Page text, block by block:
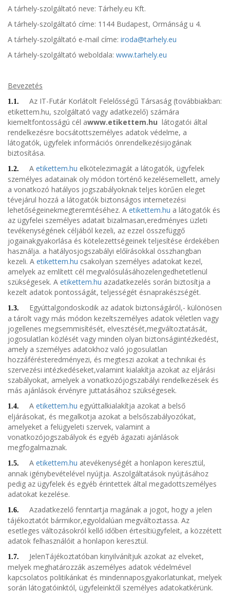
A tárhely-szolgáltató neve: Tárhely.eu Kft.
A tárhely-szolgáltató címe: 1144 Budapest, Ormánság u 4.
A tárhely-szolgáltató e-mail címe: iroda@tarhely.eu
A tárhely-szolgáltató weboldala: www.tarhely.eu
Bevezetés
1.1. Az IT-Futár Korlátolt Felelősségű Társaság (továbbiakban:
etikettem.hu, szolgáltató vagy adatkezelő) számára
kiemeltfontosságú cél awww.etikettem.hu látogatói által
rendelkezésre bocsátottszemélyes adatok védelme, a
látogatók, ügyfelek információs önrendelkezésijogának
biztosítása.
1.2. A etikettem.hu elkötelezimagát a látogatók, ügyfelek
személyes adatainak oly módon történő kezelésemellett, amely
a vonatkozó hatályos jogszabályoknak teljes körűen eleget
tévejárul hozzá a látogatók biztonságos internetezési
lehetőségeinekmegteremtéséhez. A etikettem.hu a látogatók és
az ügyfelei személyes adatait bizalmasan,eredményes üzleti
tevékenységének céljából kezeli, az ezzel összefüggő
jogainakgyakorlása és kötelezettségeinek teljesítése érdekében
használja. a hatályosjogszabályi előírásokkal összhangban
kezeli. A etikettem.hu csakolyan személyes adatokat kezel,
amelyek az említett cél megvalósulásáhozelengedhetetlenül
szükségesek. A etikettem.hu azadatkezelés során biztosítja a
kezelt adatok pontosságát, teljességét ésnaprakészségét.
1.3.
Egyúttalgondoskodik az adatok biztonságáról,- különösen
a tárolt vagy más módon kezeltszemélyes adatok véletlen vagy
jogellenes megsemmisítését, elvesztését,megváltoztatását,
jogosulatlan közlését vagy minden olyan biztonságiintézkedést,
amely a személyes adatokhoz való jogosulatlan
hozzáférésteredményezi, és megteszi azokat a technikai és
szervezési intézkedéseket,valamint kialakítja azokat az eljárási
szabályokat, amelyek a vonatkozójogszabályi rendelkezések és
más ajánlások érvényre juttatásához szükségesek.
1.4. A etikettem.hu egyúttalkialakítja azokat a belső
eljárásokat, és megalkotja azokat a belsőszabályozókat,
amelyeket a felügyeleti szervek, valamint a
vonatkozójogszabályok és egyéb ágazati ajánlások
megfogalmaznak.
1.5. A etikettem.hu atevékenységét a honlapon keresztül,
annak igénybevételével nyújtja. Aszolgáltatások nyújtásához
pedig az ügyfelek és egyéb érintettek által megadottszemélyes
adatokat kezelése.
1.6.
Azadatkezelő fenntartja magának a jogot, hogy a jelen
tájékoztatót bármikor,egyoldalúan megváltoztassa. Az
esetleges változásokról kellő időben értesítiügyfeleit, a közzétett
adatok felhasználóit a honlapon keresztül.
1.7.
JelenTájékoztatóban kinyilvánítjuk azokat az elveket,
melyek meghatározzák aszemélyes adatok védelmével
kapcsolatos politikánkat és mindennaposgyakorlatunkat, melyek
során látogatóinktól, ügyfeleinktől személyes adatokatkérünk.